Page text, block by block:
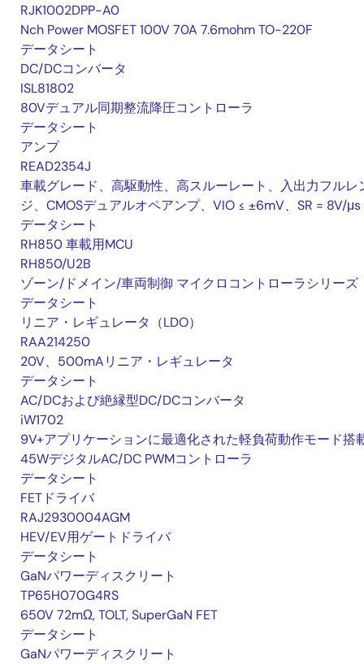
RJK1002DPP-A0
Nch Power MOSFET 100V 70A 7.6mohm TO-220F
データシート
DC/DCコンバータ
ISL81802
80Vデュアル同期整流降圧コントローラ
データシート
アンプ
READ2354J
車載グレード、高駆動性、高スルーレート、入出力フルレ
ジ、CMOSデュアルオペアンプ、VIO ≤ ±6mV、SR = 8V/μs
データシート
RH850 車載用MCU
RH850/U2B
ゾーン/ドメイン/車両制御 マイクロコントローラシリーズ
データシート
リニア・レギュレータ（LDO）
RAA214250
20V、500mAリニア・レギュレータ
データシート
AC/DCおよび絶縁型DC/DCコンバータ
iW1702
9V+アプリケーションに最適化された軽負荷動作モード搭
45WデジタルAC/DC PWMコントローラ
データシート
FETドライバ
RAJ2930004AGM
HEV/EV用ゲートドライバ
データシート
GaNパワーディスクリート
TP65H070G4RS
650V 72mΩ, TOLT, SuperGaN FET
データシート
GaNパワーディスクリート